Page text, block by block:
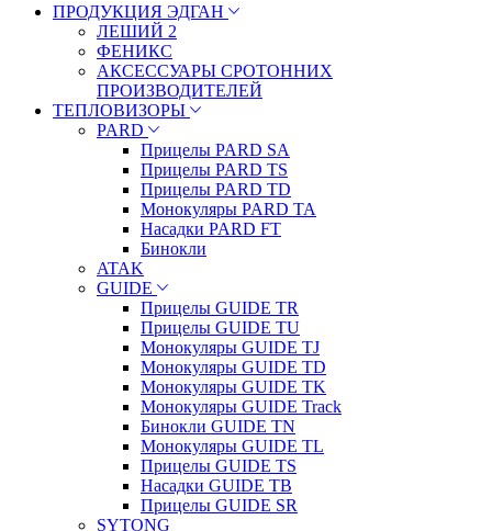
ПРОДУКЦИЯ ЭДГАН
ЛЕШИЙ 2
ФЕНИКС
АКСЕССУАРЫ СРОТОННИХ
ПРОИЗВОДИТЕЛЕЙ
ТЕПЛОВИЗОРЫ
PARD
Прицелы PARD SA
Прицелы PARD TS
Прицелы PARD TD
Монокуляры PARD TA
Насадки PARD FT
Бинокли
ATAK
GUIDE
Прицелы GUIDE TR
Прицелы GUIDE TU
Монокуляры GUIDE TJ
Монокуляры GUIDE TD
Монокуляры GUIDE TK
Монокуляры GUIDE Track
Бинокли GUIDE TN
Монокуляры GUIDE TL
Прицелы GUIDE TS
Насадки GUIDE TB
Прицелы GUIDE SR
SYTONG